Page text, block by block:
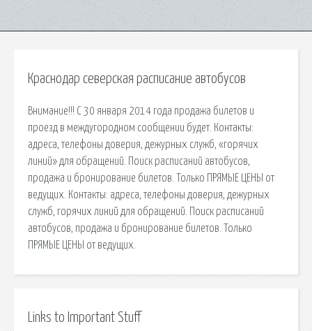
Краснодар северская расписание автобусов
Внимание!!! С 30 января 2014 года продажа билетов и
проезд в междугородном сообщении будет. Контакты:
адреса, телефоны доверия, дежурных служб, «горячих
линий» для обращений. Поиск расписаний автобусов,
продажа и бронирование билетов. Только ПРЯМЫЕ ЦЕНЫ от
ведущих. Контакты: адреса, телефоны доверия, дежурных
служб, горячих линий для обращений. Поиск расписаний
автобусов, продажа и бронирование билетов. Только
ПРЯМЫЕ ЦЕНЫ от ведущих.
Links to Important Stuff